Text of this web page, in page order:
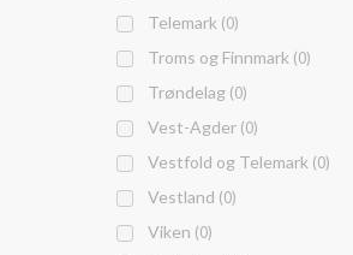
Telemark (0)
Troms og Finnmark (0)
Trøndelag (0)
Vest-Agder (0)
Vestfold og Telemark (0)
Vestland (0)
Viken (0)